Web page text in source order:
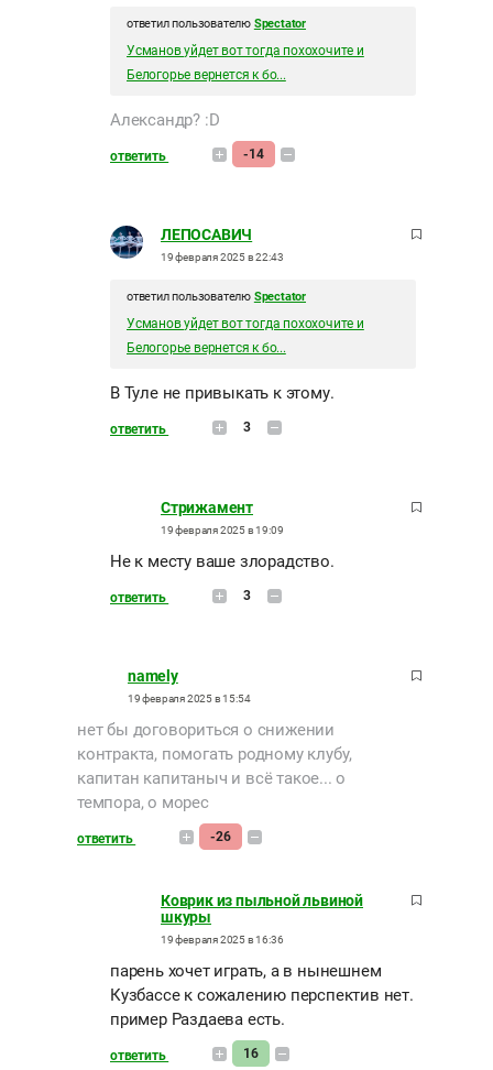
ответил пользователю Spectator
Усманов уйдет вот тогда похохочите и
Белогорье вернется к бо...
Александр? :D
ответить -14
ЛЕПОСАВИЧ
19 февраля 2025 в 22:43
ответил пользователю Spectator
Усманов уйдет вот тогда похохочите и
Белогорье вернется к бо...
В Туле не привыкать к этому.
ответить 3
Стрижамент
19 февраля 2025 в 19:09
Не к месту ваше злорадство.
ответить 3
namely
19 февраля 2025 в 15:54
нет бы договориться о снижении
контракта, помогать родному клубу,
капитан капитаныч и всё такое... о
темпора, о морес
ответить -26
Коврик из пыльной львиной
шкуры
19 февраля 2025 в 16:36
парень хочет играть, а в нынешнем
Кузбассе к сожалению перспектив нет.
пример Раздаева есть.
ответить 16